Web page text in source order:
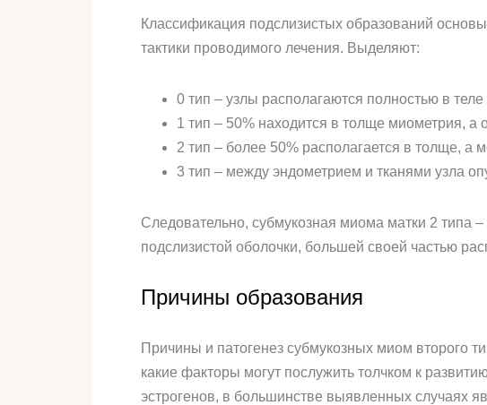
Классификация подслизистых образований
тактики проводимого лечения. Выделяют:
0 тип – узлы располагаются полностью в теле
1 тип – 50% находится в толще миометрия, а
2 тип – более 50% располагается в толще, а
3 тип – между эндометрием и тканями узла
Следовательно, субмукозная миома матки 2 типа
подслизистой оболочки, большей своей частью
Причины образования
Причины и патогенез субмукозных миом второго
какие факторы могут послужить толчком к
эстрогенов, в большинстве выявленных случаях